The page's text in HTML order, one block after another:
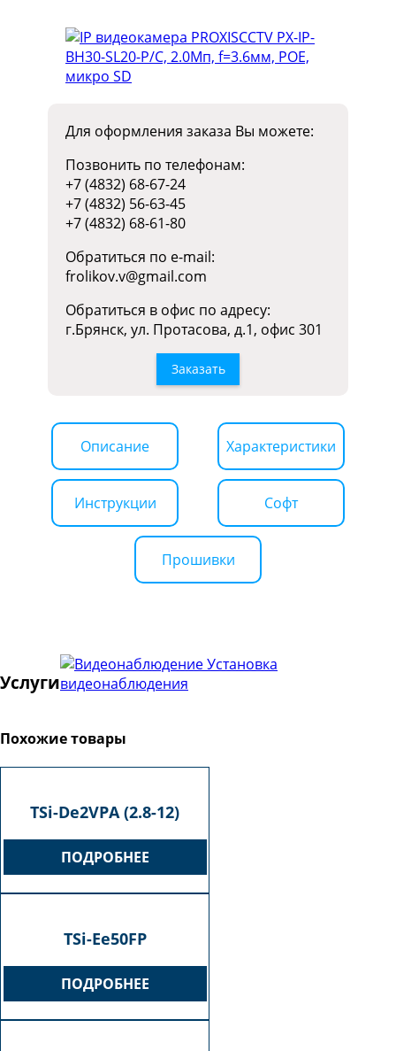
Для оформления заказа Вы можете:
Позвонить по телефонам:
+7 (4832) 68-67-24
+7 (4832) 56-63-45
+7 (4832) 68-61-80
Обратиться по e-mail:
frolikov.v@gmail.com
Обратиться в офис по адресу:
г.Брянск, ул. Протасова, д.1, офис 301
Заказать
Описание Характеристики
Инструкции Софт
Прошивки
Услуги
Установка
видеонаблюдения
Похожие товары
TSi-De2VPA (2.8-12)
ПОДРОБНЕЕ
TSi-Ee50FP
ПОДРОБНЕЕ